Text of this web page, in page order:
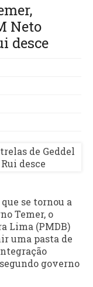
Neto
desce
que se tornou a
Temer, o
Lima (PMDB)
uma pasta de
governo